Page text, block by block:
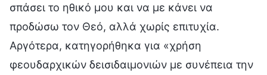
σπάσει το ηθικό μου και να με κάνει να
προδώσω τον Θεό, αλλά χωρίς επιτυχία.
Αργότερα, κατηγορήθηκα για «χρήση
φεουδαρχικών δεισιδαιμονιών με συνέπεια την